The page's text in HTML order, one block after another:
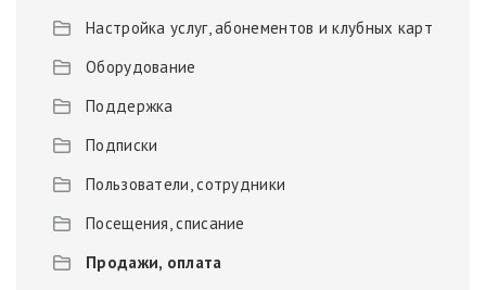
Настройка услуг, абонементов и клубных карт
Оборудование
Поддержка
Подписки
Пользователи, сотрудники
Посещения, списание
Продажи, оплата